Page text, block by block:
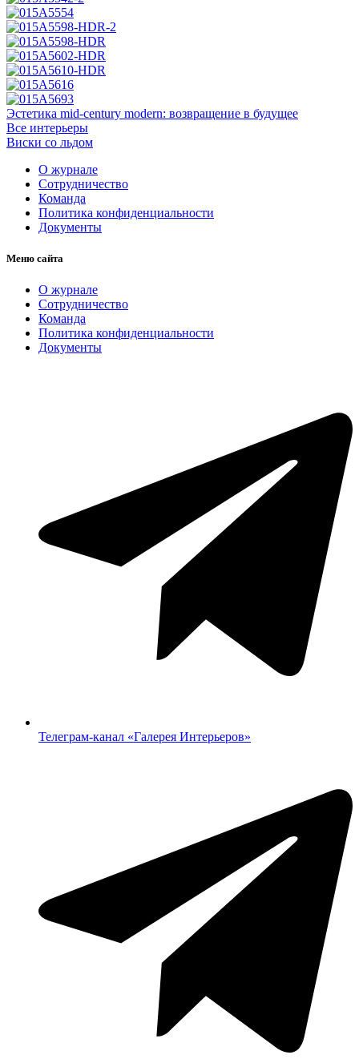
Эстетика mid-century modern: возвращение в будущее
Все интерьеры
Виски со льдом
О журнале
Сотрудничество
Команда
Политика конфиденциальности
Документы
Меню сайта
О журнале
Сотрудничество
Команда
Политика конфиденциальности
Документы
Телеграм-канал «‎Галерея Интерьеров»‎